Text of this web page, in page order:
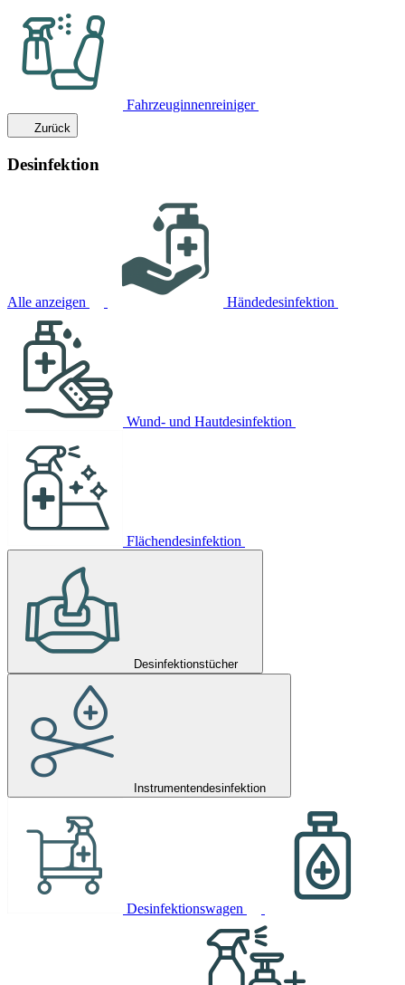
Fahrzeuginnenreiniger
Zurück
Desinfektion
Alle anzeigen Händedesinfektion
Wund- und Hautdesinfektion
Flächendesinfektion
Desinfektionstücher
Instrumentendesinfektion
Desinfektionswagen